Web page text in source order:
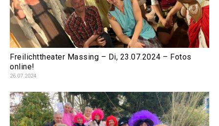
Freilichttheater Massing – Di, 23.07.2024 – Fotos
online!
26.07.2024